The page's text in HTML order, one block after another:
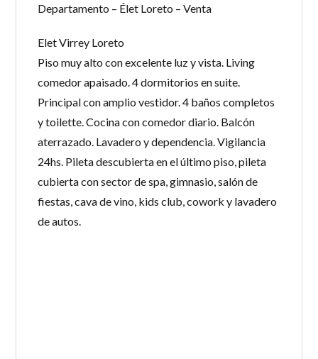
Departamento – Élet Loreto – Venta
Elet Virrey Loreto
Piso muy alto con excelente luz y vista. Living
comedor apaisado. 4 dormitorios en suite.
Principal con amplio vestidor. 4 baños completos
y toilette. Cocina con comedor diario. Balcón
aterrazado. Lavadero y dependencia. Vigilancia
24hs. Pileta descubierta en el último piso, pileta
cubierta con sector de spa, gimnasio, salón de
fiestas, cava de vino, kids club, cowork y lavadero
de autos.